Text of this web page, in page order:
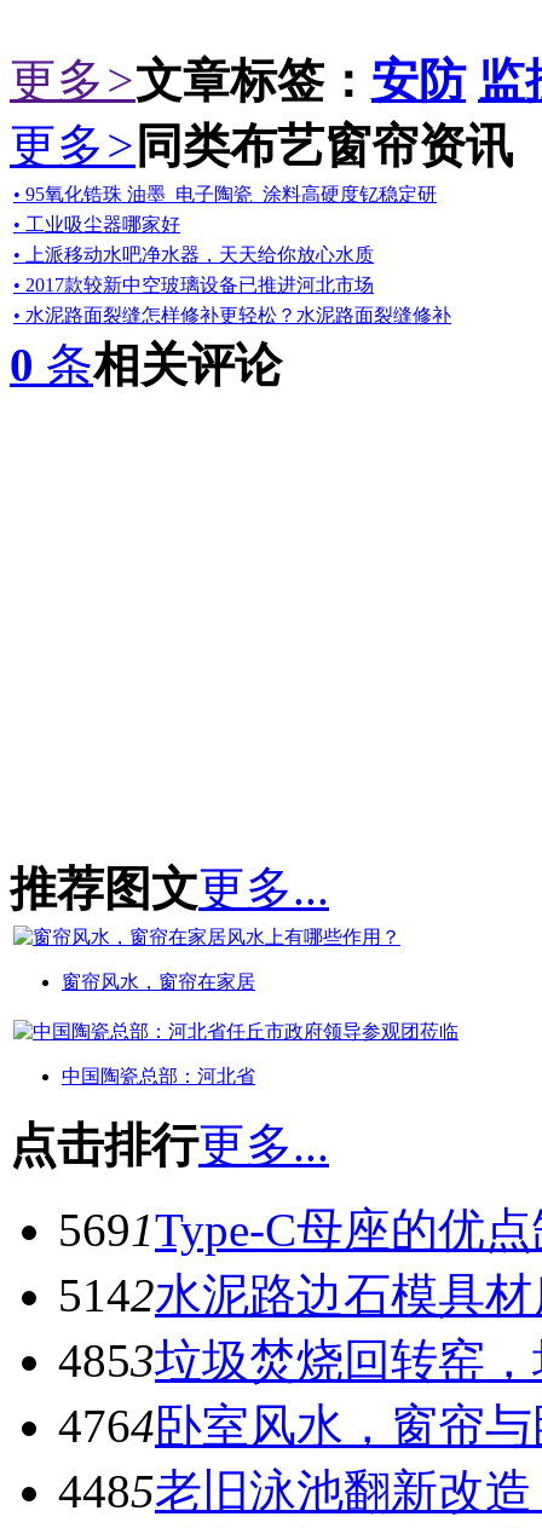
更多>文章标签： 安防 监
更多> 同类布艺窗帘资讯
• 95氧化锆珠 油墨_电子陶瓷_涂料高硬度钇稳定研
• 工业吸尘器哪家好
• 上派移动水吧净水器，天天给你放心水质
• 2017款较新中空玻璃设备已推进河北市场
• 水泥路面裂缝怎样修补更轻松？水泥路面裂缝修补
0 条相关评论
推荐图文更多...
窗帘风水，窗帘在家居
中国陶瓷总部：河北省
点击排行更多...
5691Type-C母座的优
5142水泥路边石模具
4853垃圾焚烧回转窑
4764卧室风水，窗帘
4485老旧泳池翻新改